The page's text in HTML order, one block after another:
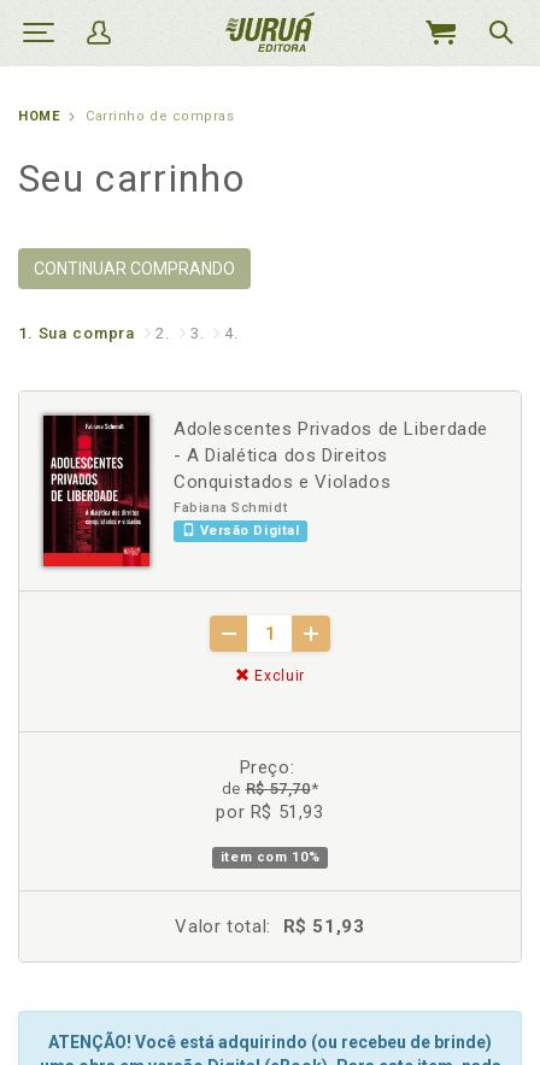
MEU
HOME Carrinho de compras
Seu carrinho
CONTINUAR COMPRANDO
1. Sua compra 2. 3. 4.
Adolescentes Privados de Liberdade
- A Dialética dos Direitos
Conquistados e Violados
Fabiana Schmidt
Versão Digital
Excluir
Preço:
deR$ 57,70*
por R$ 51,93
item com 10%
Valor total: R$ 51,93
ATENÇÃO! Você está adquirindo (ou recebeu de brinde)